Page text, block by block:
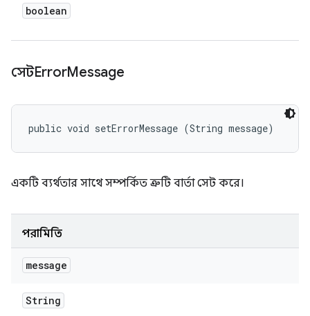
boolean
সেটErrorMessage
public void setErrorMessage (String message)
একটি ব্যর্থতার সাথে সম্পর্কিত ত্রুটি বার্তা সেট করে।
পরামিতি
message
String